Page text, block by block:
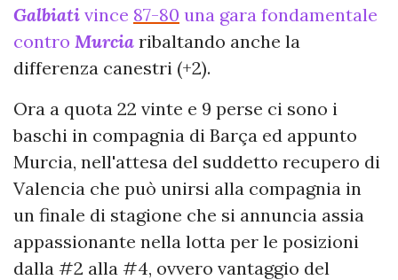
Galbiati vince 87-80 una gara fondamentale
contro Murcia ribaltando anche la
differenza canestri (+2).
Ora a quota 22 vinte e 9 perse ci sono i
baschi in compagnia di Barça ed appunto
Murcia, nell'attesa del suddetto recupero di
Valencia che può unirsi alla compagnia in
un finale di stagione che si annuncia assia
appassionante nella lotta per le posizioni
dalla #2 alla #4, ovvero vantaggio del